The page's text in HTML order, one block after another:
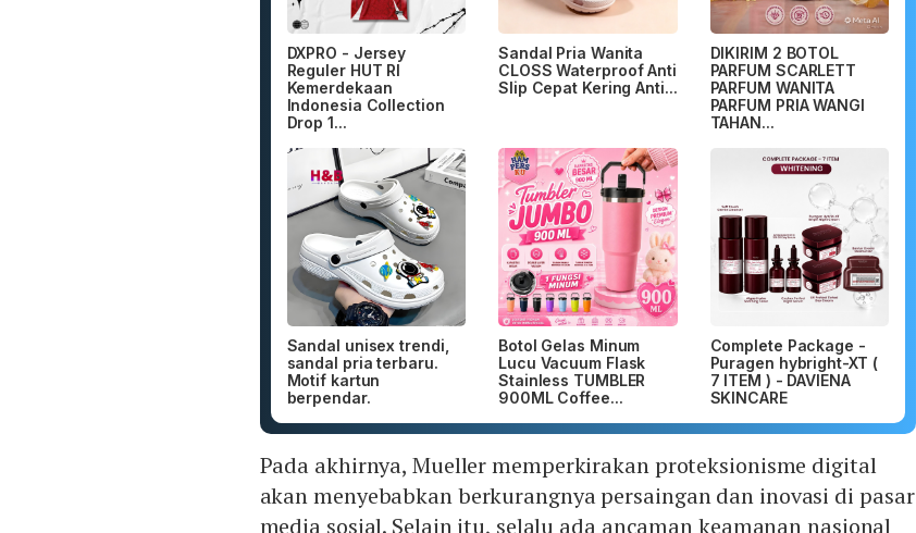
DXPRO - Jersey
Reguler HUT RI
Kemerdekaan
Indonesia Collection
Drop 1...
Sandal Pria Wanita
CLOSS Waterproof Anti
Slip Cepat Kering Anti...
DIKIRIM 2 BOTOL
PARFUM SCARLETT
PARFUM WANITA
PARFUM PRIA WANGI
TAHAN...
Sandal unisex trendi,
sandal pria terbaru.
Motif kartun
berpendar.
Botol Gelas Minum
Lucu Vacuum Flask
Stainless TUMBLER
900ML Coffee...
Complete Package -
Puragen hybright-XT (
7 ITEM ) - DAVIENA
SKINCARE
Pada akhirnya, Mueller memperkirakan proteksionisme digital
akan menyebabkan berkurangnya persaingan dan inovasi di pasar
media sosial. Selain itu, selalu ada ancaman keamanan nasional